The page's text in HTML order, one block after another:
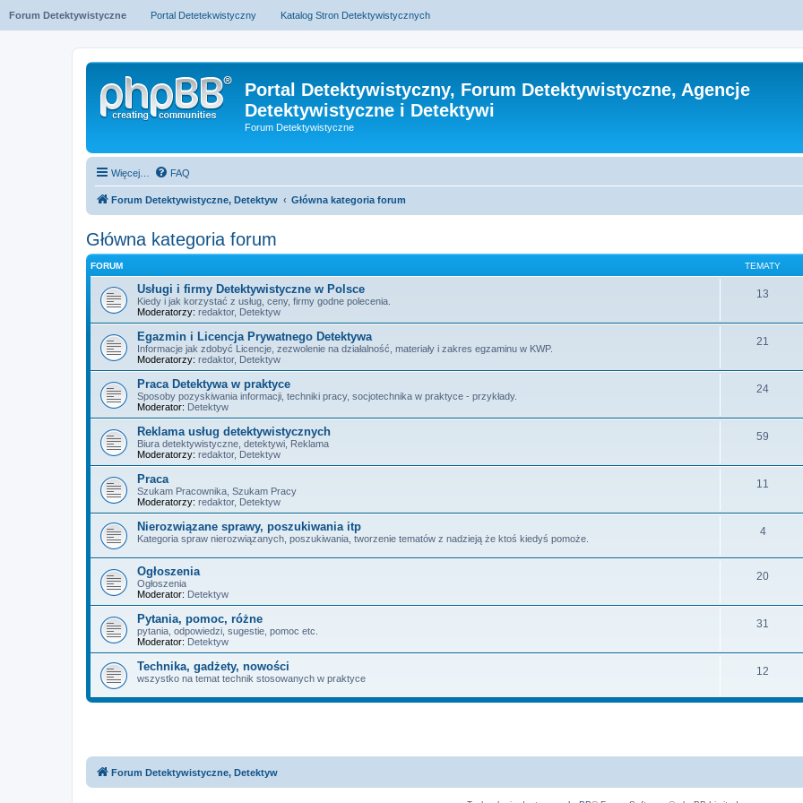
Forum Detektywistyczne Portal Detetekwistyczny Katalog Stron Detektywistycznych
Portal Detektywistyczny, Forum Detektywistyczne, Agencje
Detektywistyczne i Detektywi
Forum Detektywistyczne
Więcej… FAQ
Forum Detektywistyczne, Detektyw Główna kategoria forum
Główna kategoria forum
FORUM TEMATY
Usługi i firmy Detektywistyczne w Polsce
Kiedy i jak korzystać z usług, ceny, firmy godne polecenia.
Moderatorzy: redaktor, Detektyw
13
Egazmin i Licencja Prywatnego Detektywa
Informacje jak zdobyć Licencje, zezwolenie na działalność, materiały i zakres egzaminu w KWP.
Moderatorzy: redaktor, Detektyw
21
Praca Detektywa w praktyce
Sposoby pozyskiwania informacji, techniki pracy, socjotechnika w praktyce - przykłady.
Moderator: Detektyw
24
Reklama usług detektywistycznych
Biura detektywistyczne, detektywi, Reklama
Moderatorzy: redaktor, Detektyw
59
Praca
Szukam Pracownika, Szukam Pracy
Moderatorzy: redaktor, Detektyw
11
Nierozwiązane sprawy, poszukiwania itp
Kategoria spraw nierozwiązanych, poszukiwania, tworzenie tematów z nadzieją że ktoś kiedyś pomoże.
4
Ogłoszenia
Ogłoszenia
Moderator: Detektyw
20
Pytania, pomoc, różne
pytania, odpowiedzi, sugestie, pomoc etc.
Moderator: Detektyw
31
Technika, gadżety, nowości
wszystko na temat technik stosowanych w praktyce
12
Forum Detektywistyczne, Detektyw